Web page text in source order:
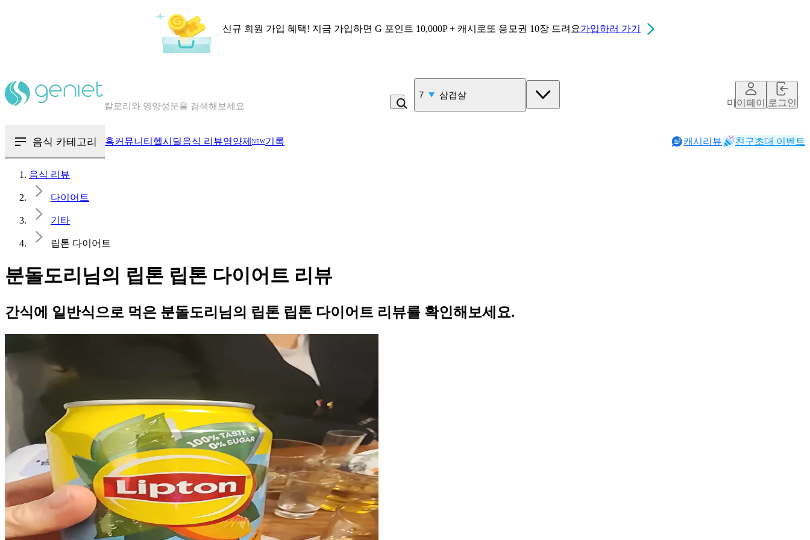
신규 회원 가입 혜택! 지금 가입하면 G 포인트 10,000P + 캐시로또 응모권 10장 드려요가입하러 가기
혈당 · 다이어트 음식 검색해보세요
7 삼겹살
마이페이지로그인
음식 카테고리 홈커뮤니티 헬시딜음식 리뷰영양제 NEW기록 캐시리뷰 친구초대 이벤트
음식 리뷰
다이어트
기타
립톤 다이어트
분돌도리님의 립톤 립톤 다이어트 리뷰
간식에 일반식으로 먹은 분돌도리님의 립톤 립톤 다이어트 리뷰를 확인해보세요.